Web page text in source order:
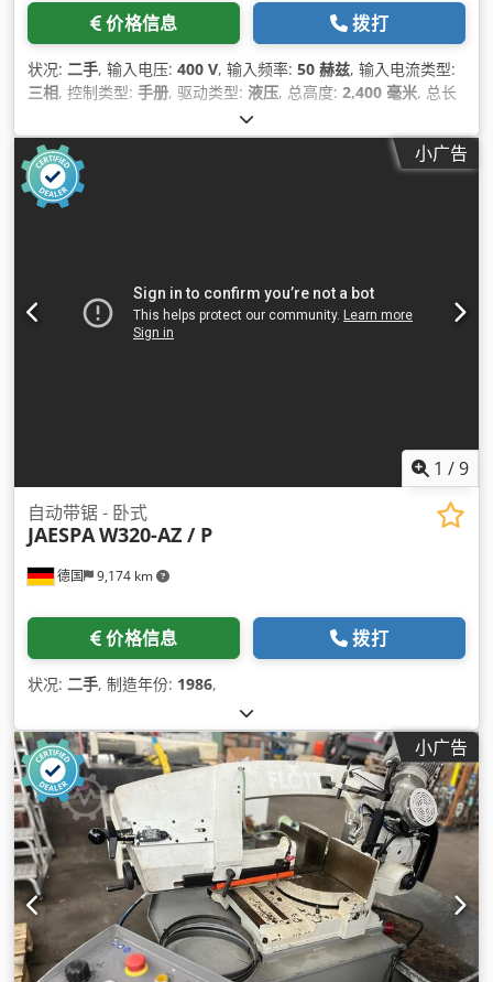
价格信息 拨打
状况: 二手, 输入电压: 400 V, 输入频率: 50 赫兹, 输入电流类型:
三相, 控制类型: 手册, 驱动类型: 液压, 总高度: 2,400 毫米, 总长
3,300 毫米
小广告
1 /9
德国 9,174 km
自动带锯 - 卧式
JAESPAW320-AZ / P
价格信息 拨打
状况: 二手, 制造年份: 1986,
小广告